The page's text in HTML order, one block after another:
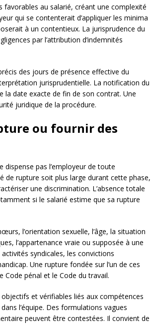
favorables au salarié, créant une complexité
qui se contenterait d’appliquer les minima
à un contentieux. La jurisprudence du
par l’attribution d’indemnités
des jours de présence effective du
jurisprudentielle. La notification du
la date exacte de fin de son contrat. Une
juridique de la procédure.
ou fournir des
dispense pas l’employeur de toute
de rupture soit plus large durant cette phase,
une discrimination. L’absence totale
si le salarié estime que sa rupture
l’orientation sexuelle, l’âge, la situation
l’appartenance vraie ou supposée à une
syndicales, les convictions
Une rupture fondée sur l’un de ces
Code pénal et le Code du travail.
et vérifiables liés aux compétences
l’équipe. Des formulations vagues
peuvent être contestées. Il convient de